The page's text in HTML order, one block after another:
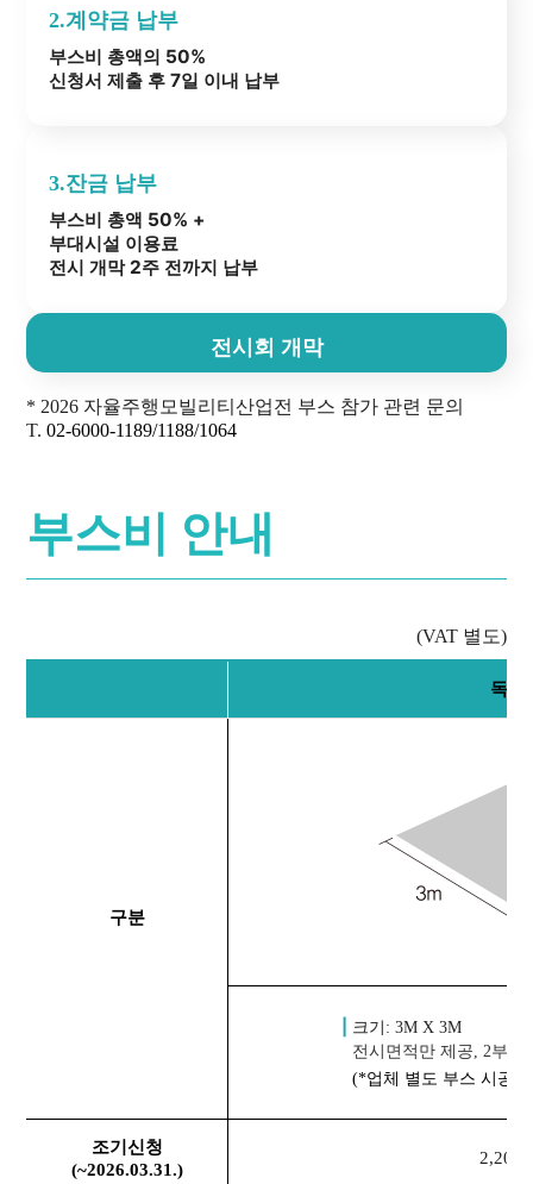
2.계약금 납부
부스비 총액의 50%
신청서 제출 후 7일 이내 납부
3.잔금 납부
부스비 총액 50% +
부대시설 이용료
전시 개막 2주 전까지 납부
전시회 개막
* 2026 자율주행모빌리티산업전 부스 참가 관련 문의
T. 02-6000-1189/1188/1064
부스비 안내
(VAT 별도)
독립
구분
크기: 3M X 3M
전시면적만 제공, 2부스
(*업체 별도 부스 시공
조기신청
(~2026.03.31.)